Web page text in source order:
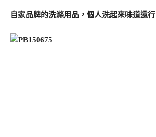
自家品牌的洗滌用品，個人洗起來味道還行